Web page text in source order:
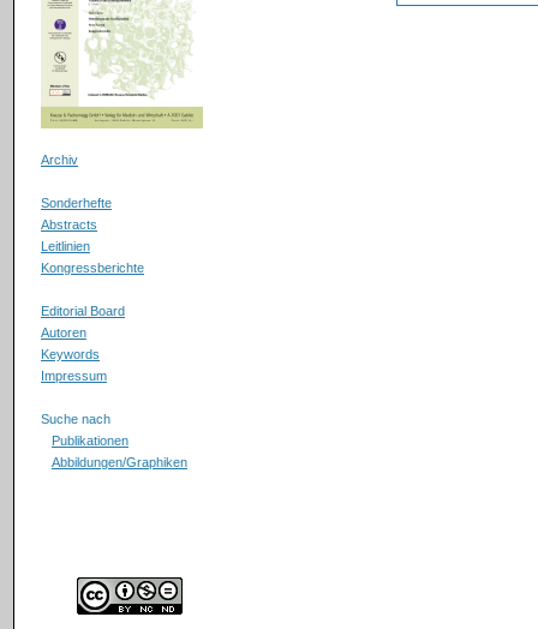
Archiv
Sonderhefte
Abstracts
Leitlinien
Kongressberichte
Editorial Board
Autoren
Keywords
Impressum
Suche nach
Publikationen
Abbildungen/Graphiken